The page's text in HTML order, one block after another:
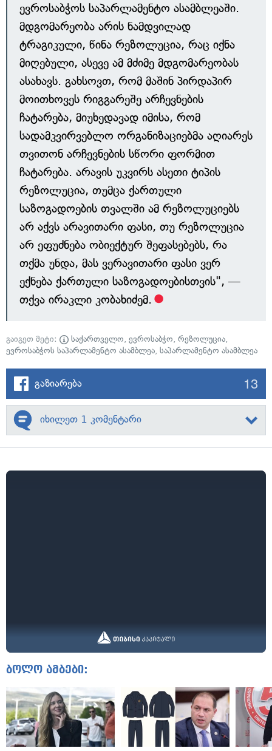
ევროსაბჭოს საპარლამენტო ასამბლეაში.
მდგომარეობა არის ნამდვილად
ტრაგიკული, წინა რეზოლუცია, რაც იქნა
მიღებული, ასევე ამ მძიმე მდგომარეობას
ასახავს. გახსოვთ, რომ მაშინ პირდაპირ
მოითხოვეს რიგგარეშე არჩევნების
ჩატარება, მიუხედავად იმისა, რომ
სადამკვირვებლო ორგანიზაციებმა აღიარეს
თვითონ არჩევნების სწორი ფორმით
ჩატარება. არავის უკვირს ასეთი ტიპის
რეზოლუცია, თუმცა ქართული
საზოგადოების თვალში ამ რეზოლუციებს
არ აქვს არავითარი ფასი, თუ რეზოლუცია
არ ეფუძნება ობიექტურ შეფასებებს, რა
თქმა უნდა, მას ვერავითარი ფასი ვერ
ექნება ქართული საზოგადოებისთვის", —
თქვა ირაკლი კობახიძემ.
გაიგეთ მეტი: საქართველო, ევროსაბჭო, რეზოლუცია,
ევროსაბჭოს საპარლამენტო ასამბლეა, საპარლამენტო ასამბლეა
გაზიარება 13
იხილეთ 1 კომენტარი
ბოლო ამბები: